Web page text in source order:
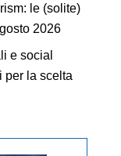
le (solite)
2026
e social
per la scelta